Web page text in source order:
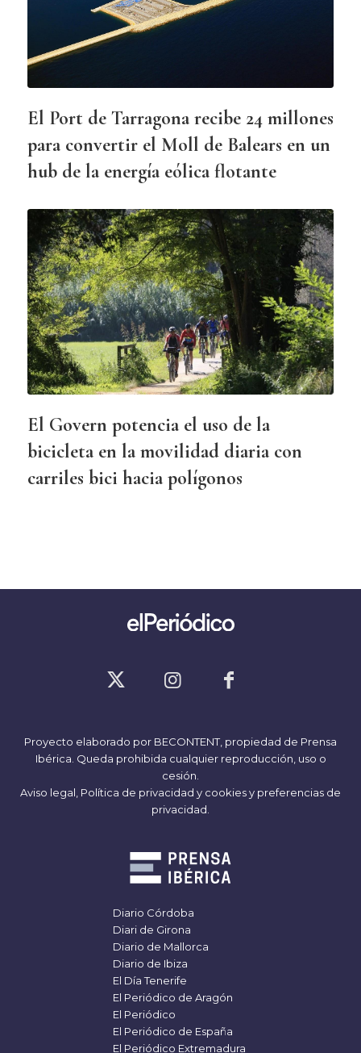
El Port de Tarragona recibe 24 millones
para convertir el Moll de Balears en un
hub de la energía eólica flotante
El Govern potencia el uso de la
bicicleta en la movilidad diaria con
carriles bici hacia polígonos
Proyecto elaborado por BECONTENT, propiedad de Prensa
Ibérica. Queda prohibida cualquier reproducción, uso o
cesión.
Aviso legal, Política de privacidad y cookiesy preferencias de
privacidad
Diario Córdoba
Diari de Girona
Diario de Mallorca
Diario de Ibiza
El Día Tenerife
El Periódico de Aragón
El Periódico
El Periódico de España
El Periódico Extremadura